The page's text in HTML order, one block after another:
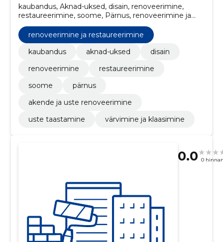
kaubandus, Aknad-uksed, disain, renoveerimine,
restaureerimine, soome, Pärnus, renoveerimine ja
restaureerimine, akende ja uste renoveerimine, uste
taastamine
renoveerimine ja restaureerimine
kaubandus
aknad-uksed
disain
renoveerimine
restaureerimine
soome
pärnus
akende ja uste renoveerimine
uste taastamine
värvimine ja klaasimine
0.0 0